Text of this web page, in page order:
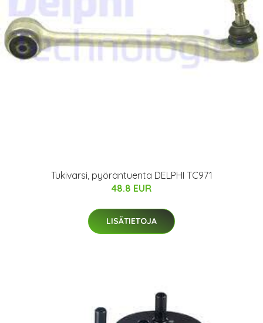
Tukivarsi, pyöräntuenta DELPHI TC971
48.8 EUR
LISÄTIETOJA